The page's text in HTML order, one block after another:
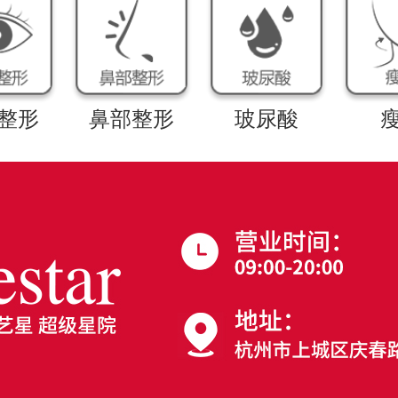
形 鼻部整形 玻尿酸